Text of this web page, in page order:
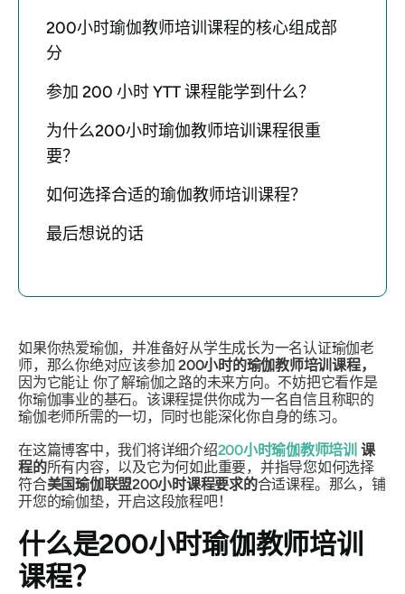
200小时瑜伽教师培训课程的核心组成部
分
参加 200 小时 YTT 课程能学到什么？
为什么200小时瑜伽教师培训课程很重
要？
如何选择合适的瑜伽教师培训课程？
最后想说的话
如果你热爱瑜伽，并准备好从学生成长为一名认证瑜伽老
师，那么你绝对应该参加200小时的瑜伽教师培训课程，
因为它能让 你了解瑜伽之路的未来方向。不妨把它看作是
你瑜伽事业的基石。该课程提供你成为一名自信且称职的
瑜伽老师所需的一切，同时也能深化你自身的练习。
在这篇博客中，我们将详细介绍200小时瑜伽教师培训 课
程的所有内容，以及它为何如此重要，并指导您如何选择
符合美国瑜伽联盟200小时课程要求的合适课程。那么，铺
开您的瑜伽垫，开启这段旅程吧！
什么是200小时瑜伽教师培训
课程？